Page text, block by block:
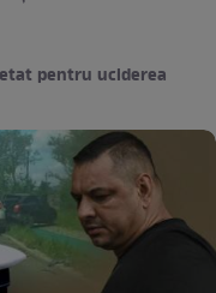
pentru uciderea